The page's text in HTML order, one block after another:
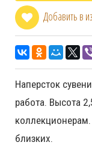
Добавить в
Наперсток
работа. Высота
близких.